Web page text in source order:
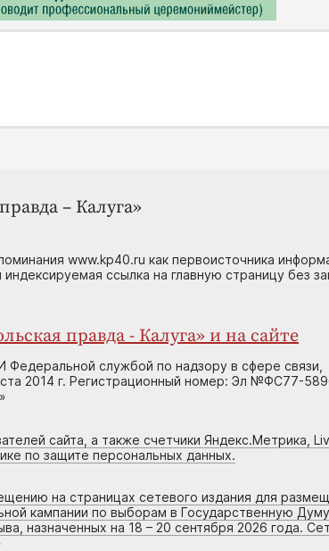
– Калуга»
www.kp40.ru как первоисточника
ссылка на главную страницу без
правда - Калуга» и на сайте
Федеральной службой по надзору в сфере связи,
2014 г. Регистрационный номер: Эл №ФС77-
сайта, а также счетчики Яндекс.Метрика,
по защите персональных данных.
на страницах сетевого издания для
кампании по выборам в Государственную Думу
назначенных на 18 – 20 сентября 2026 года.